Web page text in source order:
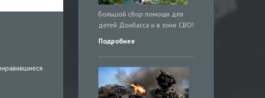
Большой сбор помощи для
детей Донбасса и в зоне СВО!
Подробнее